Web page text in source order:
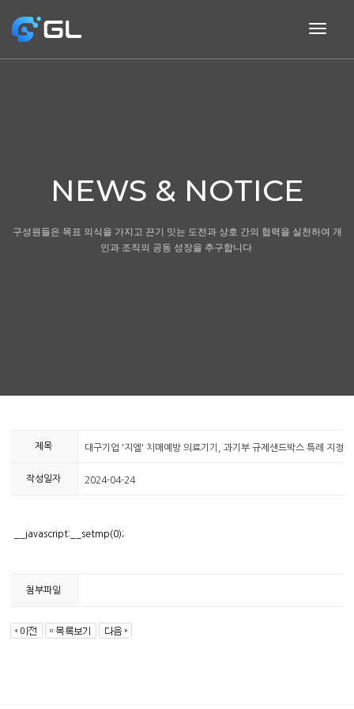
NEWS & NOTICE
구성원들은 목표 의식을 가지고 끈기 잇는 도전과 상호 간의 협력을 실천하여 개
인과 조직의 공동 성장을 추구합니다.
제목 대구기업 '지엘' 치매예방 의료기기, 과기부 규제샌드박스 특례 지정
작성일자 2024-04-24
__javascript:__setmp(0);
첨부파일